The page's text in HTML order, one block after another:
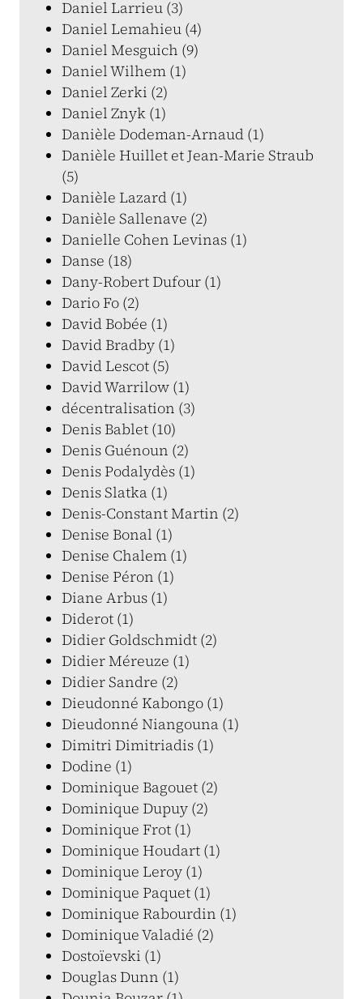
Daniel Larrieu (3)
Daniel Lemahieu (4)
Daniel Mesguich (9)
Daniel Wilhem (1)
Daniel Zerki (2)
Daniel Znyk (1)
Danièle Dodeman-Arnaud (1)
Danièle Huillet et Jean-Marie Straub
(5)
Danièle Lazard (1)
Danièle Sallenave (2)
Danielle Cohen Levinas (1)
Danse (18)
Dany-Robert Dufour (1)
Dario Fo (2)
David Bobée (1)
David Bradby (1)
David Lescot (5)
David Warrilow (1)
décentralisation (3)
Denis Bablet (10)
Denis Guénoun (2)
Denis Podalydès (1)
Denis Slatka (1)
Denis-Constant Martin (2)
Denise Bonal (1)
Denise Chalem (1)
Denise Péron (1)
Diane Arbus (1)
Diderot (1)
Didier Goldschmidt (2)
Didier Méreuze (1)
Didier Sandre (2)
Dieudonné Kabongo (1)
Dieudonné Niangouna (1)
Dimitri Dimitriadis (1)
Dodine (1)
Dominique Bagouet (2)
Dominique Dupuy (2)
Dominique Frot (1)
Dominique Houdart (1)
Dominique Leroy (1)
Dominique Paquet (1)
Dominique Rabourdin (1)
Dominique Valadié (2)
Dostoïevski (1)
Douglas Dunn (1)